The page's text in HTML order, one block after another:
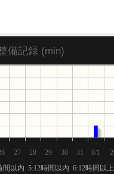
備記録 (min)
27 28 29 30 31 8/1 2
以内 5:12時間以内 6:12時間以上